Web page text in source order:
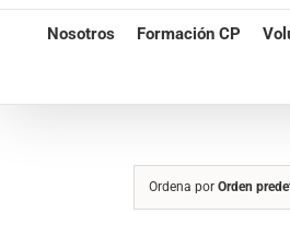
Nosotros Formación CP
Ordena por Orden